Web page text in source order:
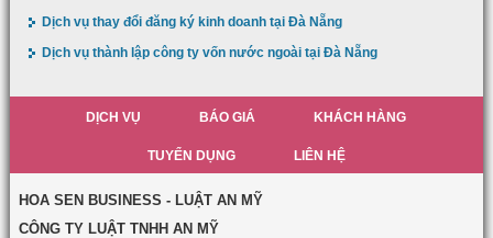
Dịch vụ thay đổi đăng ký kinh doanh tại Đà Nẵng
Dịch vụ thành lập công ty vốn nước ngoài tại Đà Nẵng
DỊCH VỤ BÁO GIÁ KHÁCH HÀNG
TUYỂN DỤNG LIÊN HỆ
HOA SEN BUSINESS - LUẬT AN MỸ
CÔNG TY LUẬT TNHH AN MỸ